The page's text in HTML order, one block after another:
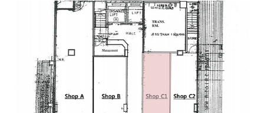
Terrace
Tetto / Terrazza
Vetrina
Vista incredibile
Water Access